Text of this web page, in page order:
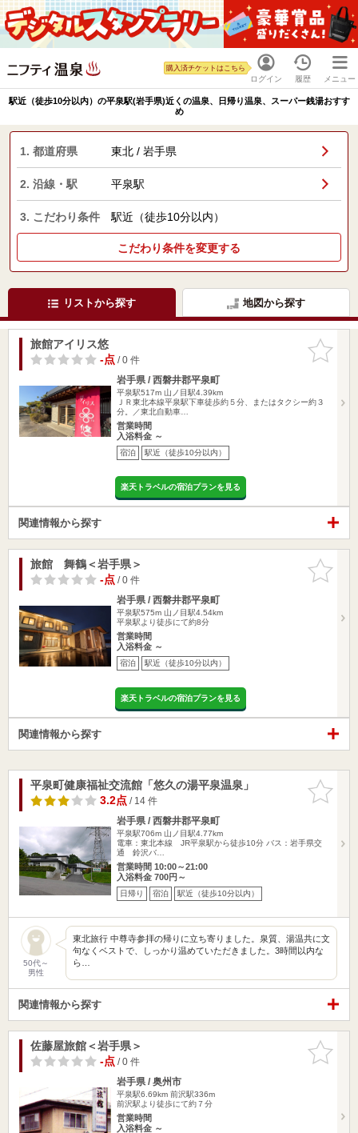
ログイン
購入済チケットはこちら
履歴 メニュー
駅近（徒歩10分以内）の平泉駅(岩手県)近くの温泉、日帰り温泉、スーパー銭湯おすす
め
1. 都道府県 東北 / 岩手県
2. 沿線・駅 平泉駅
3. こだわり条件 駅近（徒歩10分以内）
こだわり条件を変更する
リストから探す 地図から探す
お気に入
りに追加
旅館アイリス悠
-点/ 0 件
岩手県 / 西磐井郡平泉町
平泉駅517m 山ノ目駅4.39km
ＪＲ東北本線平泉駅下車徒歩約５分、またはタクシー約３
分。／東北自動車…
営業時間
入浴料金 ～
宿泊 駅近（徒歩10分以内）
楽天トラベルの宿泊プランを見る
関連情報から探す
お気に入
りに追加
旅館 舞鶴＜岩手県＞
-点/ 0 件
岩手県 / 西磐井郡平泉町
平泉駅575m 山ノ目駅4.54km
平泉駅より徒歩にて約8分
営業時間
入浴料金 ～
宿泊 駅近（徒歩10分以内）
楽天トラベルの宿泊プランを見る
関連情報から探す
お気に入
りに追加
平泉町健康福祉交流館「悠久の湯平泉温泉」
3.2点/ 14 件
岩手県 / 西磐井郡平泉町
平泉駅706m 山ノ目駅4.77km
電車：東北本線 JR平泉駅から徒歩10分 バス：岩手県交
通 鈴沢バ…
営業時間 10:00～21:00
入浴料金 700円～
日帰り 宿泊 駅近（徒歩10分以内）
50代～
男性
東北旅行 中尊寺参拝の帰りに立ち寄りました。泉質、湯温共に文
句なくベストで、しっかり温めていただきました。3時間以内な
ら…
関連情報から探す
お気に入
りに追加
佐藤屋旅館＜岩手県＞
-点/ 0 件
岩手県 / 奥州市
平泉駅6.69km 前沢駅336m
前沢駅より徒歩にて約７分
営業時間
入浴料金 ～